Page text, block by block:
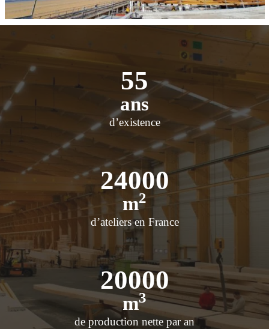
55
ans
d’existence
24000
m2
d’ateliers en France
20000
m3
de production nette par an